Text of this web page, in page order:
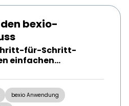
bexio-
für-Schritt-
einfachen
bexio.
bexio Anwendung